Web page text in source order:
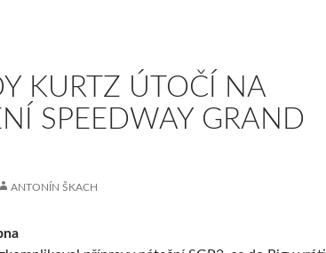
KURTZ ÚTOČÍ NA
SPEEDWAY GRAND
ANTONÍN ŠKACH